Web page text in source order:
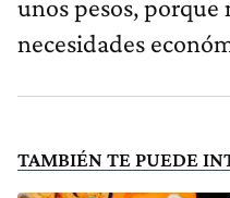
unos pesos,
necesidades
TAMBIÉN TE PUEDE